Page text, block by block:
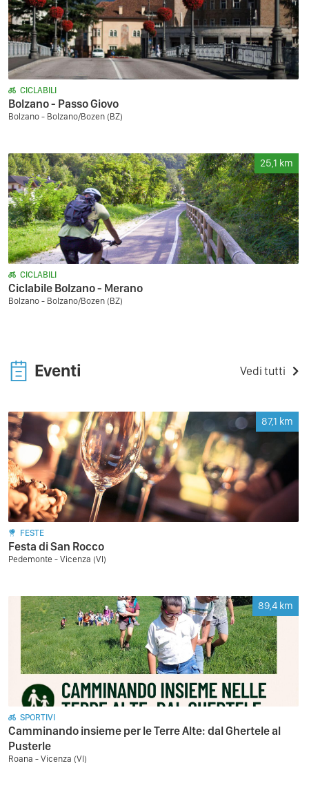
CICLABILI
Bolzano - Passo Giovo
Bolzano - Bolzano/Bozen (BZ)
25,1 km
CICLABILI
Ciclabile Bolzano - Merano
Bolzano - Bolzano/Bozen (BZ)
Eventi Vedi tutti
87,1 km
FESTE
Festa di San Rocco
Pedemonte - Vicenza (VI)
89,4 km
SPORTIVI
Camminando insieme per le Terre Alte: dal Ghertele al
Pusterle
Roana - Vicenza (VI)